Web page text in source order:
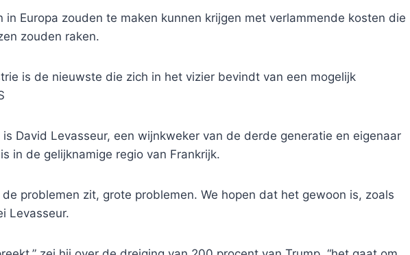
in Europa zouden te maken kunnen krijgen met verlammende kosten die
zouden raken.
is de nieuwste die zich in het vizier bevindt van een mogelijk
David Levasseur, een wijnkweker van de derde generatie en eigenaar
in de gelijknamige regio van Frankrijk.
problemen zit, grote problemen. We hopen dat het gewoon is, zoals
Levasseur.